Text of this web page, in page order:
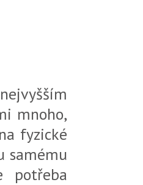
mnoho,
fyzické
samému
potřeba